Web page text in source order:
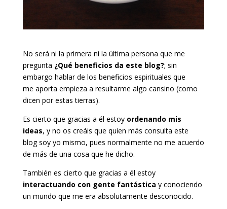
No será ni la primera ni la última persona que me
pregunta ¿Qué beneficios da este blog?; sin
embargo hablar de los beneficios espirituales que
me aporta empieza a resultarme algo cansino (como
dicen por estas tierras).
Es cierto que gracias a él estoy ordenando mis
ideas, y no os creáis que quien más consulta este
blog soy yo mismo, pues normalmente no me acuerdo
de más de una cosa que he dicho.
También es cierto que gracias a él estoy
interactuando con gente fantástica y conociendo
un mundo que me era absolutamente desconocido.